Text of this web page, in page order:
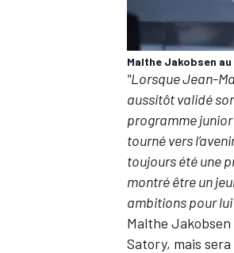
Malthe Jakobsen
"Lorsque Jean-
aussitôt validé
programme
tourné vers
toujours été une
montré être un
ambitions pour
Malthe
Satory, mais